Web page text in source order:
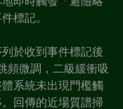
標記。
於收到事件標記後
頻微調，二級緩衝吸
系統未出現門檻觸
回傳的近場質譜掃